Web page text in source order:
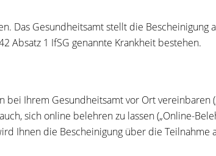
Das Gesundheitsamt stellt die Bescheinigung
Absatz 1 IfSG genannte Krankheit bestehen.
Ihrem Gesundheitsamt vor Ort vereinbaren
sich online belehren zu lassen („Online-
Ihnen die Bescheinigung über die Teilnahme